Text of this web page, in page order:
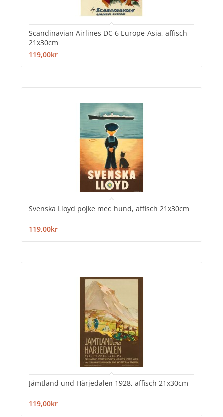
Scandinavian Airlines DC-6 Europe-Asia, affisch
21x30cm
119,00kr
Svenska Lloyd pojke med hund, affisch 21x30cm
119,00kr
Jämtland und Härjedalen 1928, affisch 21x30cm
119,00kr